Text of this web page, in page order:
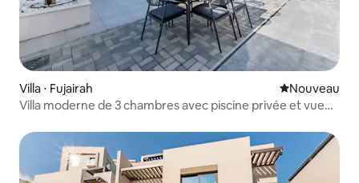
Villa ⋅ Fujairah Nouvel
Nouveau
Villa moderne de 3 chambres avec piscine privée et vue